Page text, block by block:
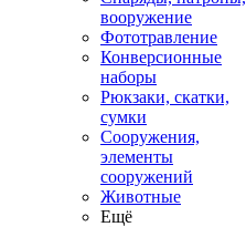
вооружение
Фототравление
Конверсионные
наборы
Рюкзаки, скатки,
сумки
Сооружения,
элементы
сооружений
Животные
Ещё